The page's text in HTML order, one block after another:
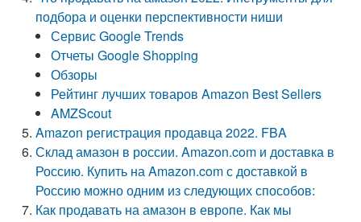
подбора и оценки перспективности ниши
Сервис Google Trends
Отчеты Google Shopping
Обзоры
Рейтинг лучших товаров Amazon Best Sellers
AMZScout
Amazon регистрация продавца 2022. FBA
Склад амазон в россии. Amazon.com и доставка в
Россию. Купить на Amazon.com с доставкой в
Россию можно одним из следующих способов:
Как продавать на амазон в европе. Как мы